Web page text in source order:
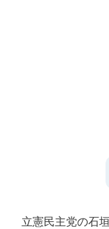
立憲民主党の石